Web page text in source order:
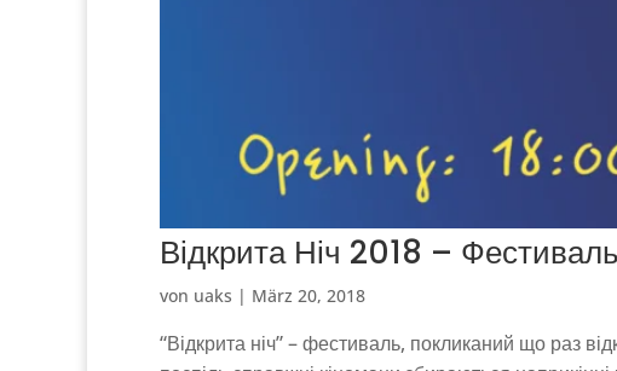
Відкрита Ніч 2018 – Фестиваль
von uaks | März 20, 2018
“Відкрита ніч” – фестиваль, покликаний що раз